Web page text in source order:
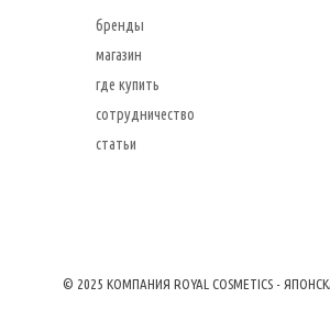
бренды
магазин
где купить
сотрудничество
статьи
© 2025 КОМПАНИЯ ROYAL COSMETICS -